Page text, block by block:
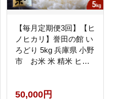
【毎月定期便3回】【ヒ
ノヒカリ】誉田の館 い
ろどり 5kg 兵庫県 小野
市 お米 米 精米 ヒノ
50,000円